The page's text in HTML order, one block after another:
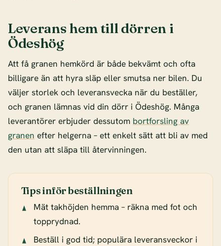
Leverans hem till dörren i
Ödeshög
Att få granen hemkörd är både bekvämt och ofta
billigare än att hyra släp eller smutsa ner bilen. Du
väljer storlek och leveransvecka när du beställer,
och granen lämnas vid din dörr i Ödeshög. Många
leverantörer erbjuder dessutom bortforsling av
granen efter helgerna – ett enkelt sätt att bli av med
den utan att släpa till återvinningen.
Tips inför beställningen
Mät takhöjden hemma – räkna med fot och
topprydnad.
Beställ i god tid; populära leveransveckor i